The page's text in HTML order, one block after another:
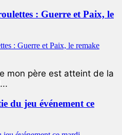
: Guerre et Paix, le
mon père est atteint de la
du jeu événement ce